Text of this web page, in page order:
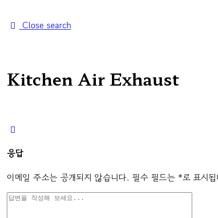
Close search
Kitchen Air Exhaust
응답
이메일 주소는 공개되지 않습니다. 필수 필드는 *로 표시